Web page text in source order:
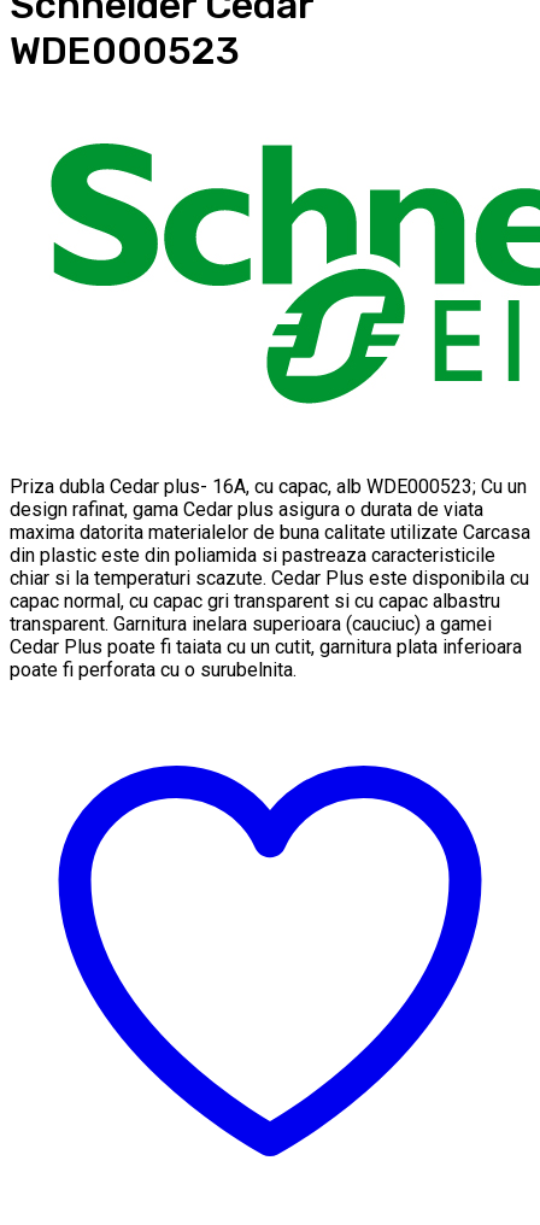
WDE000523
Priza dubla Cedar plus- 16A, cu capac, alb WDE000523; Cu un
design rafinat, gama Cedar plus asigura o durata de viata
maxima datorita materialelor de buna calitate utilizate Carcasa
din plastic este din poliamida si pastreaza caracteristicile
chiar si la temperaturi scazute. Cedar Plus este disponibila cu
capac normal, cu capac gri transparent si cu capac albastru
transparent. Garnitura inelara superioara (cauciuc) a gamei
Cedar Plus poate fi taiata cu un cutit, garnitura plata inferioara
poate fi perforata cu o surubelnita.